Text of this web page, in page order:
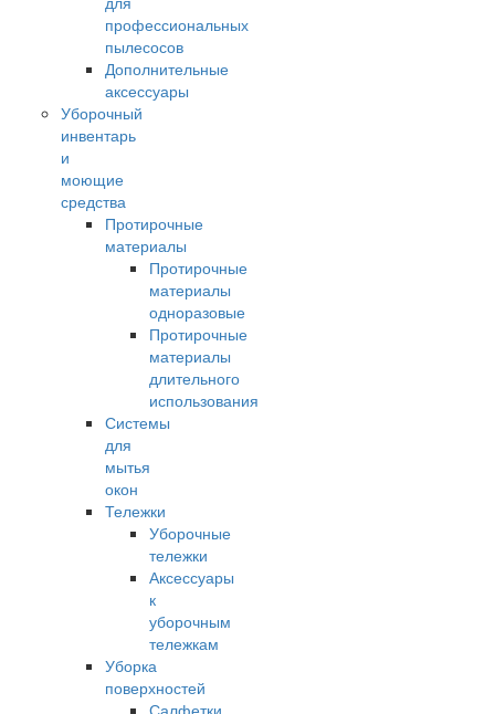
профессиональных
пылесосов
Дополнительные
аксессуары
Уборочный
инвентарь
и
моющие
средства
Протирочные
материалы
Протирочные
материалы
одноразовые
Протирочные
материалы
длительного
использования
Системы
для
мытья
окон
Тележки
Уборочные
тележки
Аксессуары
к
уборочным
тележкам
Уборка
поверхностей